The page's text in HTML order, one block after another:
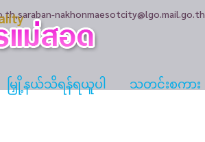
,saraban-nakhonmaesotcity@lgo.mail.go.th
မြှို့နယ်သိရန်ရယူပါ သတင်းစကား